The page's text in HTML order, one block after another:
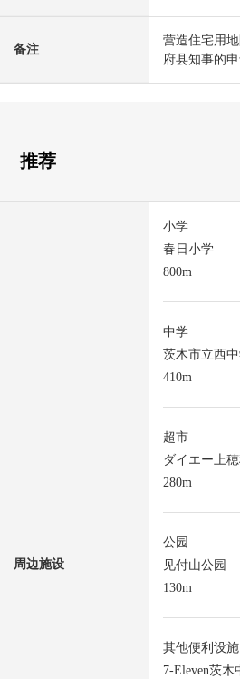
备注
营造住宅用
府县知事的
推荐
周边施设
小学
春日小学
800m
中学
茨木市立西
410m
超市
ダイエー上
280m
公园
见付山公园
130m
其他便利设施
7-Eleven茨